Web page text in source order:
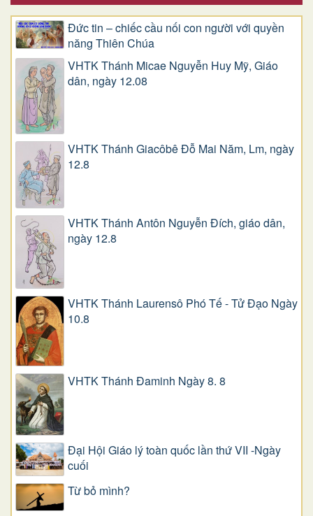
Đức tin – chiếc cầu nối con người với quyền
năng Thiên Chúa
VHTK Thánh Micae Nguyễn Huy Mỹ, Giáo
dân, ngày 12.08
VHTK Thánh Giacôbê Ðỗ Mai Năm, Lm, ngày
12.8
VHTK Thánh Antôn Nguyễn Ðích, giáo dân,
ngày 12.8
VHTK Thánh Laurensô Phó Tế - Tử Đạo Ngày
10.8
VHTK Thánh Đaminh Ngày 8. 8
Đại Hội Giáo lý toàn quốc lần thứ VII -Ngày
cuối
Từ bỏ mình?